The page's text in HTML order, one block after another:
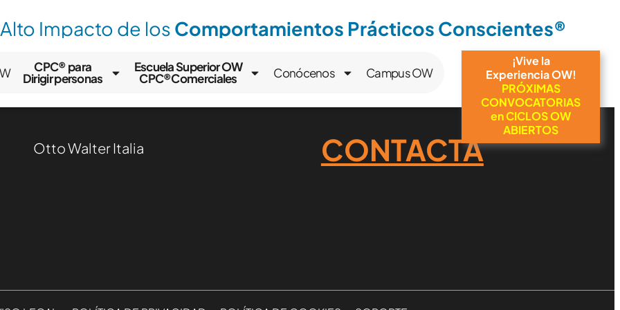
Impacto de los Comportamientos Prácticos Conscientes®
CPC® para
Dirigir personas
Escuela Superior OW
CPC®Comerciales Conócenos Campus OW
¡Vive la
Experiencia OW!
PRÓXIMAS
CONVOCATORIAS
en CICLOS OW
ABIERTOS
Otto Walter Italia CONTACTA